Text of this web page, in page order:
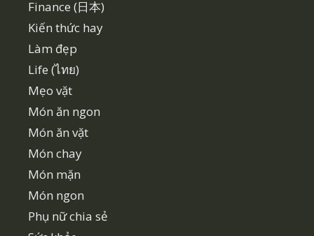
Finance (日本)
Kiến thức hay
Làm đẹp
Life (ไทย)
Mẹo vặt
Món ăn ngon
Món ăn vặt
Món chay
Món mặn
Món ngon
Phụ nữ chia sẻ